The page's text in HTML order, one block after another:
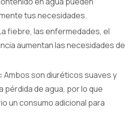
tus necesidades.
fiebre, las enfermedades, el
aumentan las necesidades de
Ambos son diuréticos suaves y
pérdida de agua, por lo que
un consumo adicional para